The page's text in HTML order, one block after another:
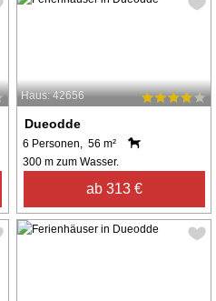
Haus: 42656
Dueodde
6 Personen, 56 m²
300 m zum Wasser.
ab 313 €